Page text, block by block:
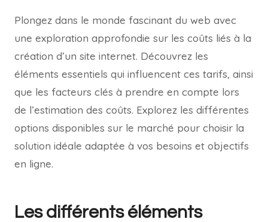
Plongez dans le monde fascinant du web avec
une exploration approfondie sur les coûts liés à la
création d’un site internet. Découvrez les
éléments essentiels qui influencent ces tarifs, ainsi
que les facteurs clés à prendre en compte lors
de l’estimation des coûts. Explorez les différentes
options disponibles sur le marché pour choisir la
solution idéale adaptée à vos besoins et objectifs
en ligne.
Les différents éléments